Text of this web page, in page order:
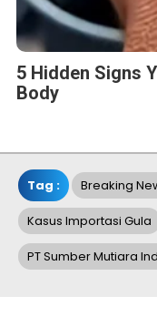
5 Hidden Signs
Body
Tag : Breaking
Kasus Importasi Gula
PT Sumber Mutiara